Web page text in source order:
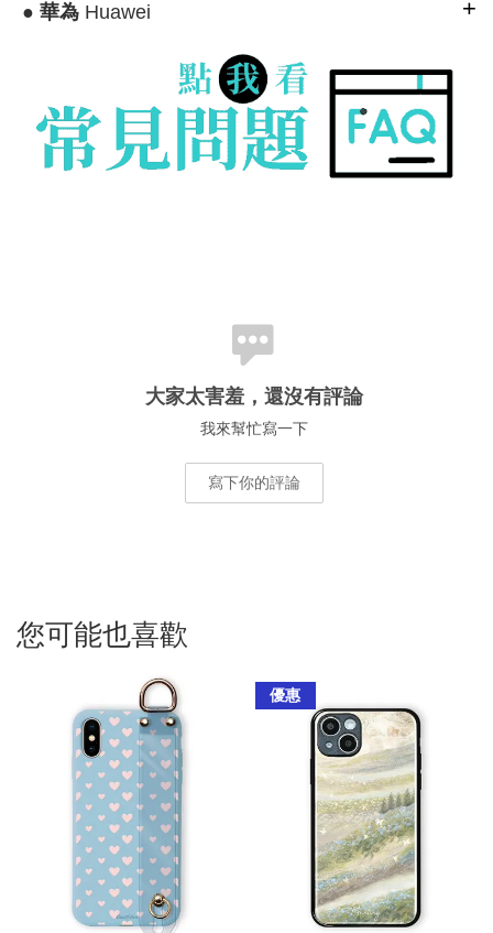
● 華為Huawei
大家太害羞，還沒有評論
我來幫忙寫一下
寫下你的評論
您可能也喜歡
優惠